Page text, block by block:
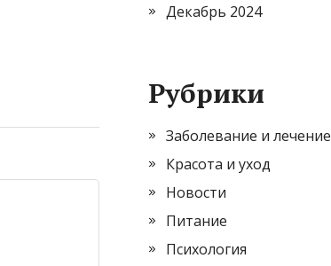
Декабрь 2024
Рубрики
Заболевание и лечение
Красота и уход
Новости
Питание
Психология